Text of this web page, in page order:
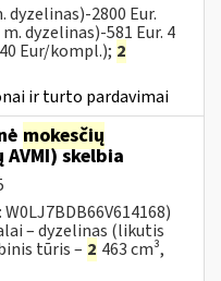
2800 Eur.
dyzelinas)-581 Eur. 4
Eur/kompl.); 2
ir turto pardavimai
mokesčių
skelbia
– dyzelinas (likutis
tūris – 2 463 cm³,